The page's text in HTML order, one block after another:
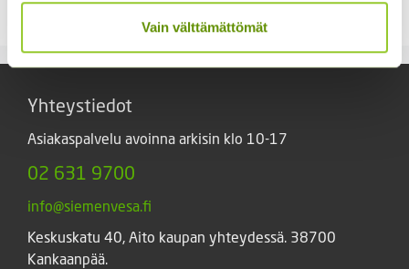
Vain välttämättömät
4,90€
Yhteystiedot
Asiakaspalvelu avoinna arkisin klo 10-17
02 631 9700
info@siemenvesa.fi
Keskuskatu 40, Aito kaupan yhteydessä. 38700
Kankaanpää.